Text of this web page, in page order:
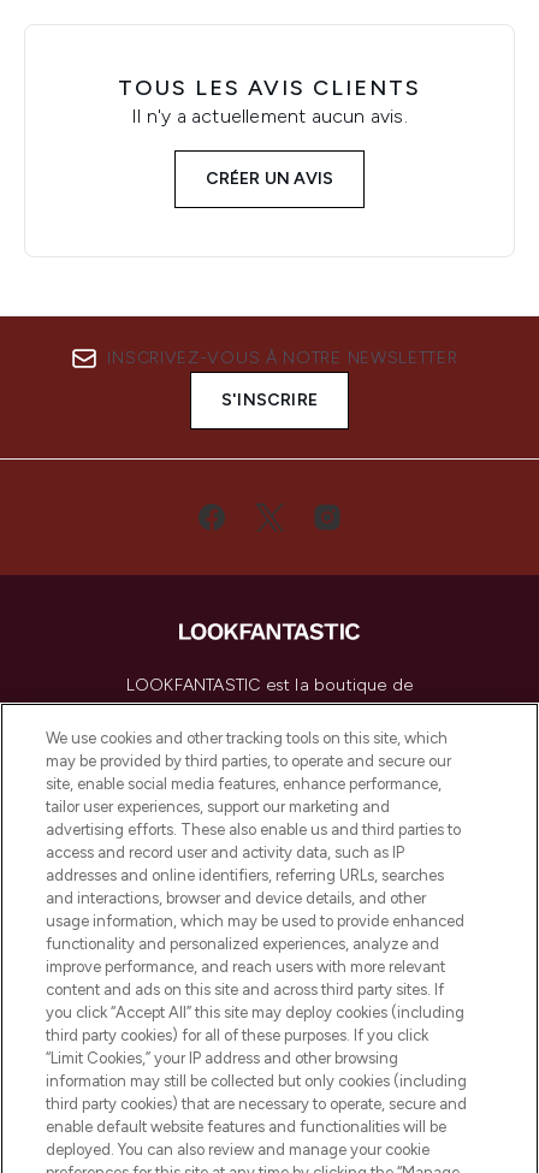
TOUS LES AVIS CLIENTS
Il n'y a actuellement aucun avis.
CRÉER UN AVIS
INSCRIVEZ-VOUS À NOTRE NEWSLETTER
S'INSCRIRE
LOOKFANTASTIC est la boutique de
beauté incontournable en Europe,
proposant les meilleurs produits de soins
de la peau, des cheveux et de maquillage
de plus de 200 marques prestigieuses.
Faites vos achats en ligne ou via
l’application, avec la livraison offerte dès
55€ d'achat.
Consentement aux cookies
Do Not Sell or Share My Personal
Information
AIDE ET INFORMATIONS
INFORMATIONS GÉNÉRALES
À PROPOS DE LOOKFANTASTIC
We use cookies and other tracking tools on this site, which
may be provided by third parties, to operate and secure our
site, enable social media features, enhance performance,
tailor user experiences, support our marketing and
advertising efforts. These also enable us and third parties to
access and record user and activity data, such as IP
addresses and online identifiers, referring URLs, searches
and interactions, browser and device details, and other
usage information, which may be used to provide enhanced
functionality and personalized experiences, analyze and
improve performance, and reach users with more relevant
content and ads on this site and across third party sites. If
you click “Accept All” this site may deploy cookies (including
third party cookies) for all of these purposes. If you click
“Limit Cookies,” your IP address and other browsing
information may still be collected but only cookies (including
third party cookies) that are necessary to operate, secure and
enable default website features and functionalities will be
deployed. You can also review and manage your cookie